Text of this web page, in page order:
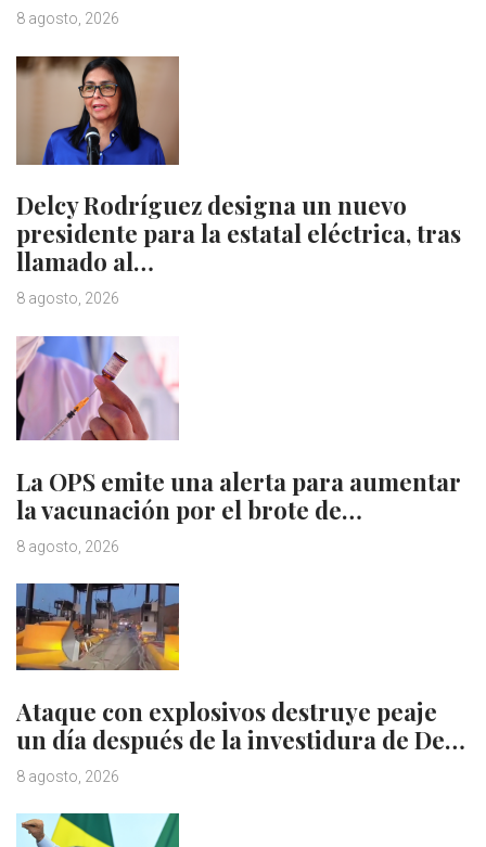
8 agosto, 2026
Delcy Rodríguez designa un nuevo
presidente para la estatal eléctrica, tras
llamado al…
8 agosto, 2026
La OPS emite una alerta para aumentar
la vacunación por el brote de…
8 agosto, 2026
Ataque con explosivos destruye peaje
un día después de la investidura de De…
8 agosto, 2026